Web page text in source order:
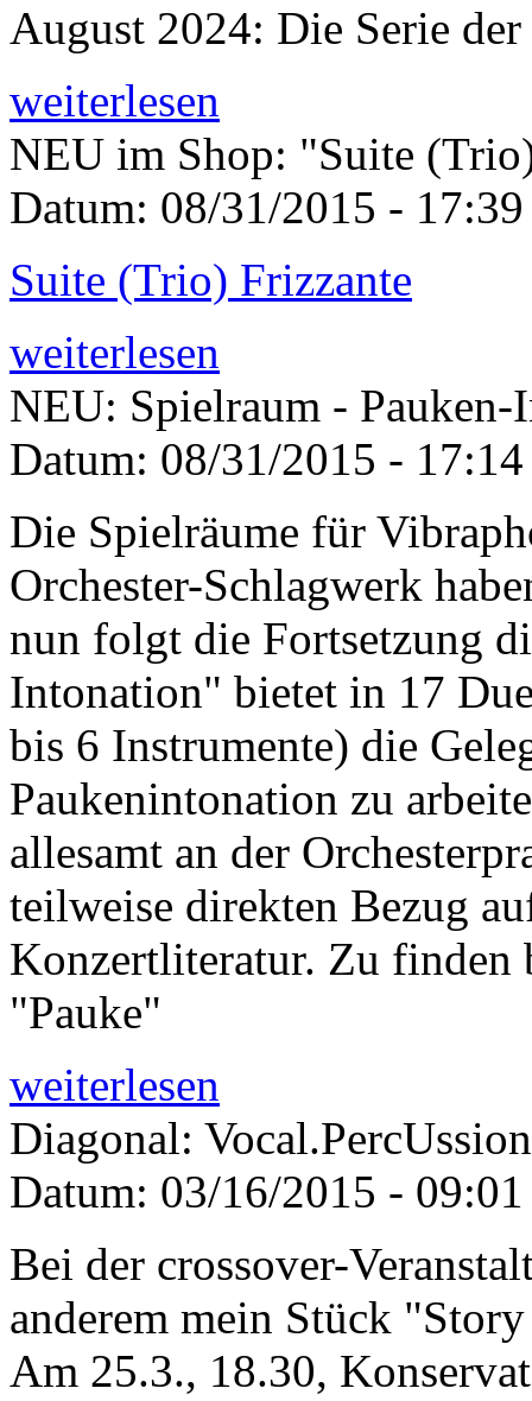
August 2024: Die Serie
weiterlesen
NEU im Shop: "Suite
Datum: 08/31/2015 - 17:39
Suite (Trio) Frizzante
weiterlesen
NEU: Spielraum - Pauken-
Datum: 08/31/2015 - 17:14
Die Spielräume für
Orchester-Schlagwerk
nun folgt die Fortsetzung
Intonation" bietet in 17
bis 6 Instrumente) die
Paukenintonation zu
allesamt an der
teilweise direkten Bezug
Konzertliteratur. Zu finden
"Pauke"
weiterlesen
Diagonal: Vocal.PercUssion
Datum: 03/16/2015 - 09:01
Bei der crossover-
anderem mein Stück
Am 25.3., 18.30,